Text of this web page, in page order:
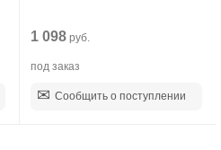
1 098 руб.
под заказ
Сообщить о поступлении